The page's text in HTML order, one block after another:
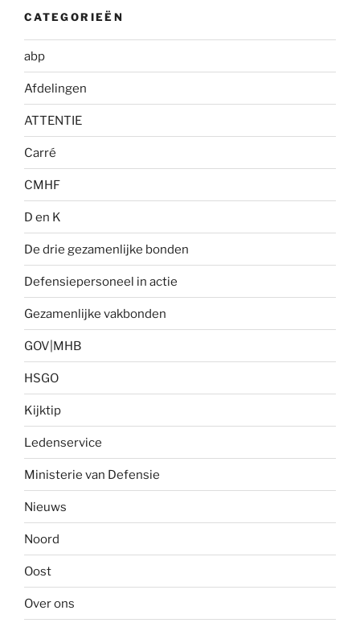
CATEGORIEËN
abp
Afdelingen
ATTENTIE
Carré
CMHF
D en K
De drie gezamenlijke bonden
Defensiepersoneel in actie
Gezamenlijke vakbonden
GOV|MHB
HSGO
Kijktip
Ledenservice
Ministerie van Defensie
Nieuws
Noord
Oost
Over ons